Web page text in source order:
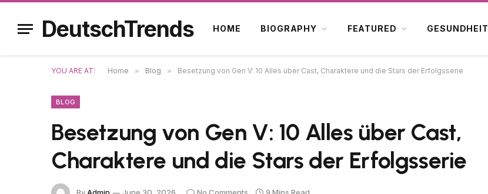
DeutschTrends HOME BIOGRAPHY FEATURED GESUNDHEIT
YOU ARE AT: Home » Blog » Besetzung von Gen V: 10 Alles über Cast, Charaktere und die Stars der Erfolgsserie
BLOG
Besetzung von Gen V: 10 Alles über Cast,
Charaktere und die Stars der Erfolgsserie
ByAdmin June 30, 2026 No Comments 9 Mins Read